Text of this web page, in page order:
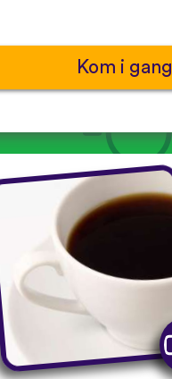
Kom i gang